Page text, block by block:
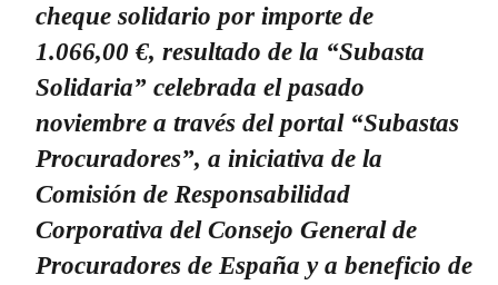
cheque solidario por importe de
1.066,00 €, resultado de la “Subasta
Solidaria” celebrada el pasado
noviembre a través del portal “Subastas
Procuradores”, a iniciativa de la
Comisión de Responsabilidad
Corporativa del Consejo General de
Procuradores de España y a beneficio de